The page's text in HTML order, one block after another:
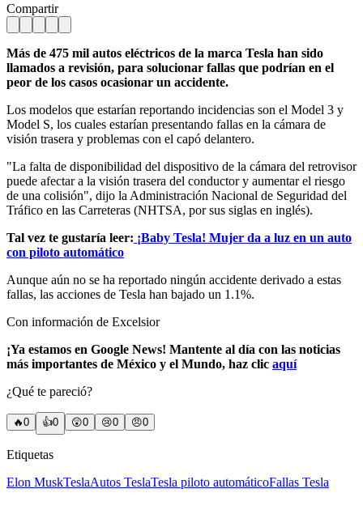
Compartir
Más de 475 mil autos eléctricos de la marca Tesla han sido
llamados a revisión, para solucionar fallas que podrían en el
peor de los casos ocasionar un accidente.
Los modelos que estarían reportando incidencias son el Model 3 y
Model S, los cuales estarían presentando fallas en la cámara de
visión trasera y problemas con el capó delantero.
"La falta de disponibilidad del dispositivo de la cámara del retrovisor
puede afectar a la visión trasera del conductor y aumentar el riesgo
de una colisión", dijo la Administración Nacional de Seguridad del
Tráfico en las Carreteras (NHTSA, por sus siglas en inglés).
Tal vez te gustaría leer: ¡Baby Tesla! Mujer da a luz en un auto
con piloto automático
Aunque aún no se ha reportado ningún accidente derivado a estas
fallas, las acciones de Tesla han bajado un 1.1%.
Con información de Excelsior
¡Ya estamos en Google News! Mantente al día con las noticias
más importantes de México y el Mundo, haz clic aquí
¿Qué te pareció?
🔥0 👍0 😲0 😢0 😠0
Etiquetas
Elon MuskTeslaAutos TeslaTesla piloto automáticoFallas Tesla